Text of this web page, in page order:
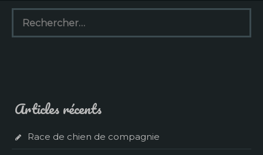
Rechercher :
Articles récents
Race de chien de compagnie